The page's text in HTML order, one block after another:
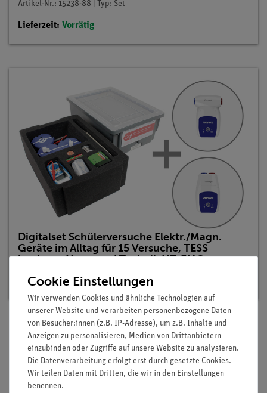
Artikel-Nr.: 15238-88 | Typ: Set
Lieferzeit: Vorrätig
Digitalset Schülerversuche Elektr./Magn.
Geräte im Alltag für 15 Versuche, TESS
beginner Natur und Technik NT-EMG
Artikel-Nr.: 15238-88D | Typ: Set
Beschreibung
Prinzip
Cookie Einstellungen
Wir verwenden Cookies und ähnliche Technologien auf
unserer Website und verarbeiten personenbezogene Daten
von Besucher:innen (z.B. IP-Adresse), um z.B. Inhalte und
Anzeigen zu personalisieren, Medien von Drittanbietern
einzubinden oder Zugriffe auf unsere Website zu analysieren.
Die Datenverarbeitung erfolgt erst durch gesetzte Cookies.
Wir teilen Daten mit Dritten, die wir in den Einstellungen
benennen.